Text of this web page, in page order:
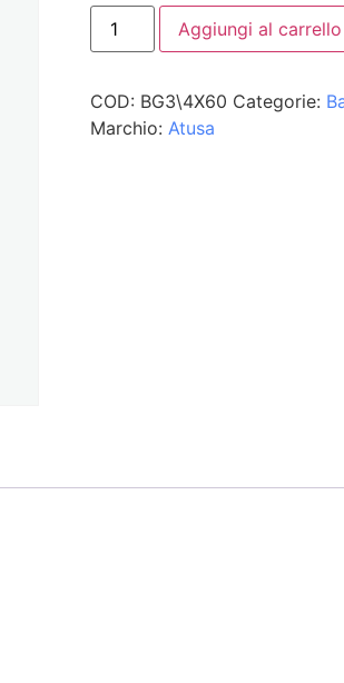
Aggiungi al carrello
COD: BG3\4X60 Categorie:
Marchio: Atusa